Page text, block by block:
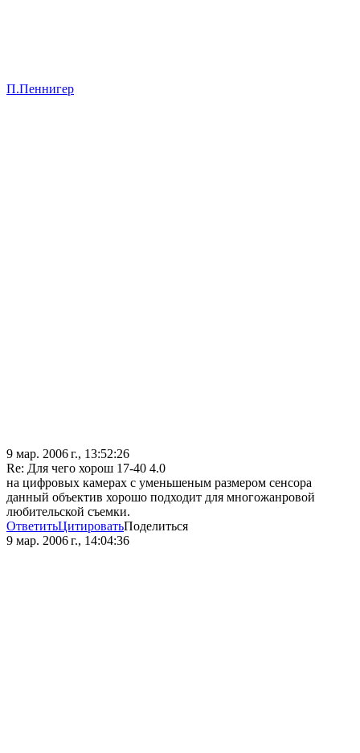
П.Пеннигер
9 мар. 2006 г., 13:52:26
Re: Для чего хорош 17-40 4.0
на цифровых камерах с уменьшеным размером сенсора
данный объектив хорошо подходит для многожанровой
любительской съемки.
ОтветитьЦитироватьПоделиться
9 мар. 2006 г., 14:04:36